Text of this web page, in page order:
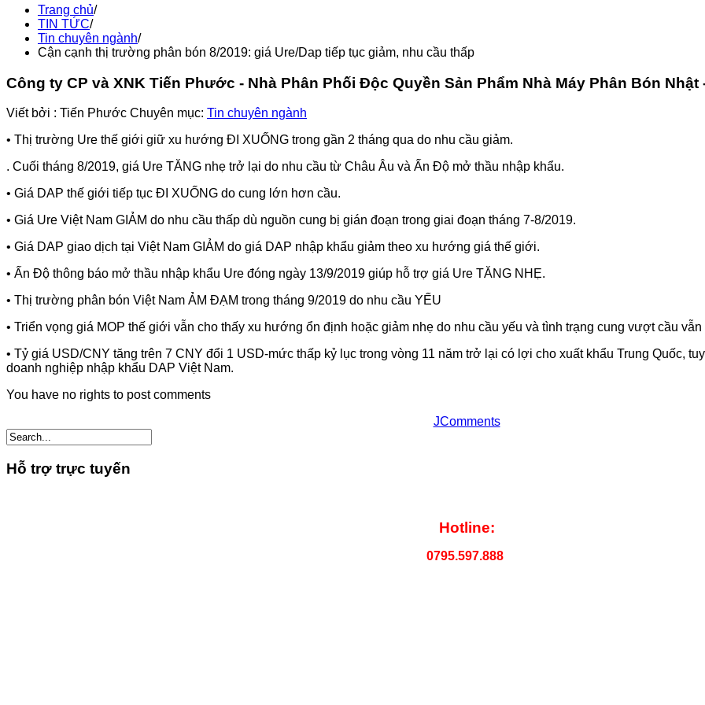
Trang chủ/
TIN TỨC/
Tin chuyên ngành/
Cận cạnh thị trường phân bón 8/2019: giá Ure/Dap tiếp tục giảm, nhu cầu thấp
Công ty CP và XNK Tiến Phước - Nhà Phân Phối Độc Quyền Sản Phẩm Nhà Máy Phân Bón Nhật
Viết bởi : Tiến Phước Chuyên mục: Tin chuyên ngành
• Thị trường Ure thế giới giữ xu hướng ĐI XUỐNG trong gần 2 tháng qua do nhu cầu giảm.
. Cuối tháng 8/2019, giá Ure TĂNG nhẹ trở lại do nhu cầu từ Châu Âu và Ấn Độ mở thầu nhập khẩu.
• Giá DAP thế giới tiếp tục ĐI XUỐNG do cung lớn hơn cầu.
• Giá Ure Việt Nam GIẢM do nhu cầu thấp dù nguồn cung bị gián đoạn trong giai đoạn tháng 7-8/2019.
• Giá DAP giao dịch tại Việt Nam GIẢM do giá DAP nhập khẩu giảm theo xu hướng giá thế giới.
• Ấn Độ thông báo mở thầu nhập khẩu Ure đóng ngày 13/9/2019 giúp hỗ trợ giá Ure TĂNG NHẸ.
• Thị trường phân bón Việt Nam ẢM ĐẠM trong tháng 9/2019 do nhu cầu YẾU
• Triển vọng giá MOP thế giới vẫn cho thấy xu hướng ổn định hoặc giảm nhẹ do nhu cầu yếu và tình trạng cung vượt cầu vẫn
• Tỷ giá USD/CNY tăng trên 7 CNY đổi 1 USD-mức thấp kỷ lục trong vòng 11 năm trở lại có lợi cho xuất khẩu Trung Quốc,
doanh nghiệp nhập khẩu DAP Việt Nam.
You have no rights to post comments
JComments
Hỗ trợ trực tuyến
Hotline:
0795.597.888